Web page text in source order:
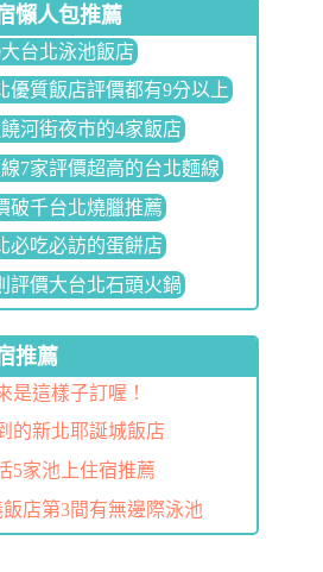
懶人包推薦
台北泳池飯店
優質飯店評價都有9分以上
河街夜市的4家飯店
7家評價超高的台北麵線
破千台北燒臘推薦
必吃必訪的蛋餅店
評價大台北石頭火鍋
推薦
是這樣子訂喔！
的新北耶誕城飯店
5家池上住宿推薦
店第3間有無邊際泳池